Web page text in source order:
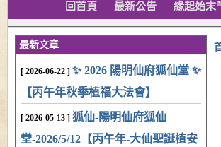
回首頁 最新公告 緣起始末
最新文章
[ 2026-06-22 ] ✨ 2026 陽明仙府狐仙堂 ✨
【丙午年秋季植福大法會】
[ 2026-05-13 ] 狐仙-陽明仙府狐仙
堂-2026/5/12【丙午年-大仙聖誕植安